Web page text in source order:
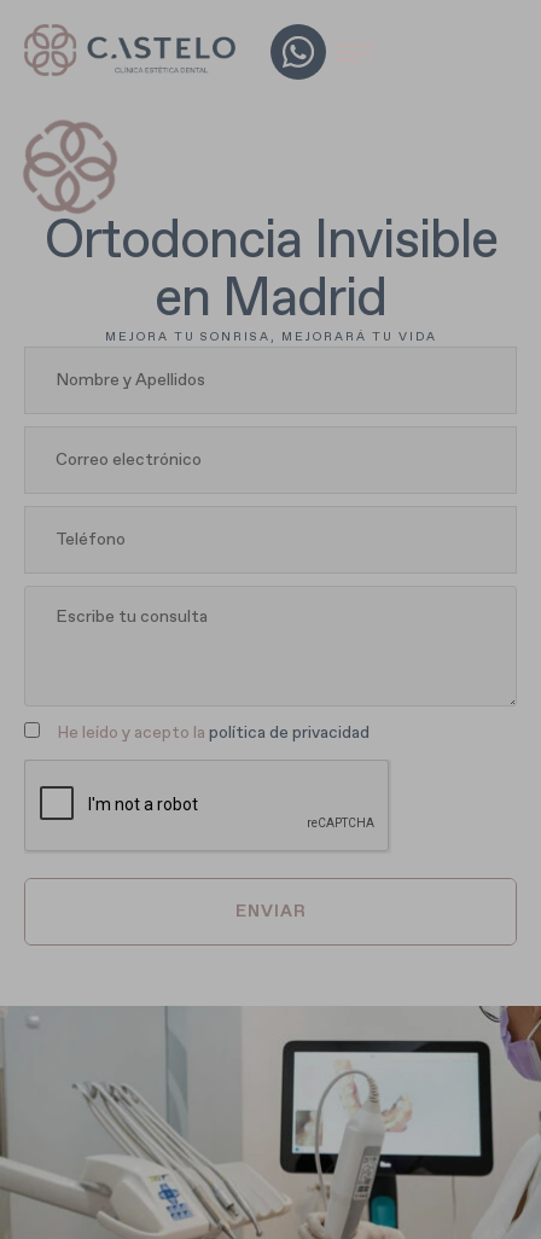
Ortodoncia Invisible
en Madrid
MEJORA TU SONRISA, MEJORARÁ TU VIDA
He leído y acepto la política de privacidad
ENVIAR